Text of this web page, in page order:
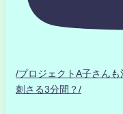
/プロジェクトA子さん
刺さる3分間？/